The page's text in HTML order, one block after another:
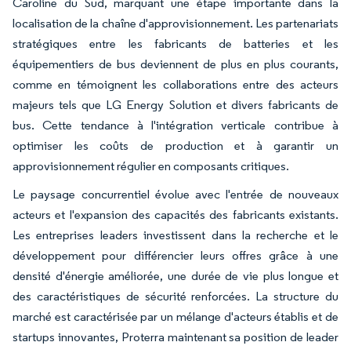
localisation de la chaîne d'approvisionnement. Les partenariats
stratégiques entre les fabricants de batteries et les
équipementiers de bus deviennent de plus en plus courants,
comme en témoignent les collaborations entre des acteurs
majeurs tels que LG Energy Solution et divers fabricants de
bus. Cette tendance à l'intégration verticale contribue à
optimiser les coûts de production et à garantir un
approvisionnement régulier en composants critiques.
Le paysage concurrentiel évolue avec l'entrée de nouveaux
acteurs et l'expansion des capacités des fabricants existants.
Les entreprises leaders investissent dans la recherche et le
développement pour différencier leurs offres grâce à une
densité d'énergie améliorée, une durée de vie plus longue et
des caractéristiques de sécurité renforcées. La structure du
marché est caractérisée par un mélange d'acteurs établis et de
startups innovantes, Proterra maintenant sa position de leader